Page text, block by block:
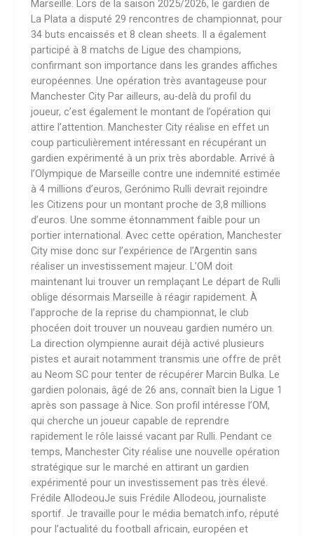
Marseille. Lors de la saison 2025/2026, le gardien de
La Plata a disputé 29 rencontres de championnat, pour
34 buts encaissés et 8 clean sheets. Il a également
participé à 8 matchs de Ligue des champions,
confirmant son importance dans les grandes affiches
européennes. Une opération très avantageuse pour
Manchester City Par ailleurs, au-delà du profil du
joueur, c’est également le montant de l’opération qui
attire l’attention. Manchester City réalise en effet un
coup particulièrement intéressant en récupérant un
gardien expérimenté à un prix très abordable. Arrivé à
l’Olympique de Marseille contre une indemnité estimée
à 4 millions d’euros, Gerónimo Rulli devrait rejoindre
les Citizens pour un montant proche de 3,8 millions
d’euros. Une somme étonnamment faible pour un
portier international. Avec cette opération, Manchester
City mise donc sur l’expérience de l’Argentin sans
réaliser un investissement majeur. L’OM doit
maintenant lui trouver un remplaçant Le départ de Rulli
oblige désormais Marseille à réagir rapidement. À
l’approche de la reprise du championnat, le club
phocéen doit trouver un nouveau gardien numéro un.
La direction olympienne aurait déjà activé plusieurs
pistes et aurait notamment transmis une offre de prêt
au Neom SC pour tenter de récupérer Marcin Bulka. Le
gardien polonais, âgé de 26 ans, connaît bien la Ligue 1
après son passage à Nice. Son profil intéresse l’OM,
qui cherche un joueur capable de reprendre
rapidement le rôle laissé vacant par Rulli. Pendant ce
temps, Manchester City réalise une nouvelle opération
stratégique sur le marché en attirant un gardien
expérimenté pour un investissement pas très élevé.
Frédile AllodeouJe suis Frédile Allodeou, journaliste
sportif. Je travaille pour le média bematch.info, réputé
pour l’actualité du football africain, européen et